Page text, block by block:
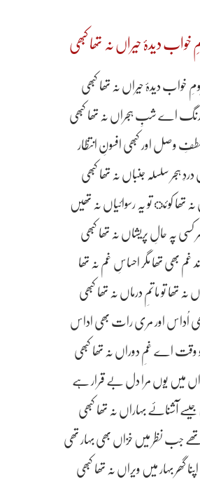
خواب دیدۂ حیراں نہ تھا کبھی
خواب دیدۂ حیراں نہ تھا کبھی
رنگ اے شبِ ہجراں نہ تھا کبھی
وصل اور کبھی افسونِ انتظار
دردِ ہجر سلسلہ جنباں نہ تھا کبھی
تھا کوئ تو یہ رسوائیاں نہ تھیں
کسی پہ حالِ پریشاں نہ تھا کبھی
غم بھی تھا مگر احساسِ غم نہ تھا
نہ تھا تو ماتمِ درماں نہ تھا کبھی
اُداس اور مری رات بھی اداس
تو وقت اے غمِ دوراں نہ تھا کبھی
میں یوں مرا دل بے قرار ہے
آشناۓ بہاراں نہ تھا کبھی
جب نظر میں خزاں بھی بہار تھی
گھر بہار میں ویراں نہ تھا کبھی